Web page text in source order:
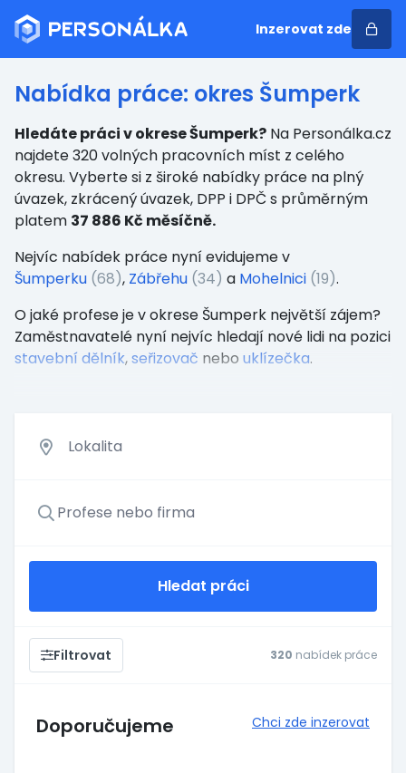
Inzerovat zde
Nabídka práce: okres Šumperk
Hledáte práci v okrese Šumperk? Na Personálka.cz
najdete 320 volných pracovních míst z celého
okresu. Vyberte si z široké nabídky práce na plný
úvazek, zkrácený úvazek, DPP i DPČ s průměrným
platem 37 886 Kč měsíčně.
Nejvíc nabídek práce nyní evidujeme v
Šumperku (68), Zábřehu (34) a Mohelnici (19).
O jaké profese je v okrese Šumperk největší zájem?
Zaměstnavatelé nyní nejvíc hledají nové lidi na pozici
stavební dělník,seřizovač nebo uklízečka.
Hledat práci
Filtrovat 320 nabídek práce
Doporučujeme Chci zde inzerovat